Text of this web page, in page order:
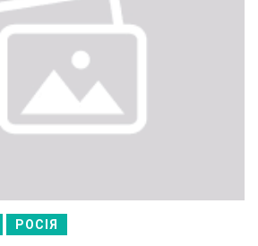
РОСІЯ